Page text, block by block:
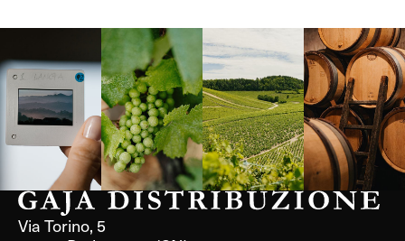
Borgogna,
Francia
Borgogna,
Francia
Instagram
Via Torino, 5